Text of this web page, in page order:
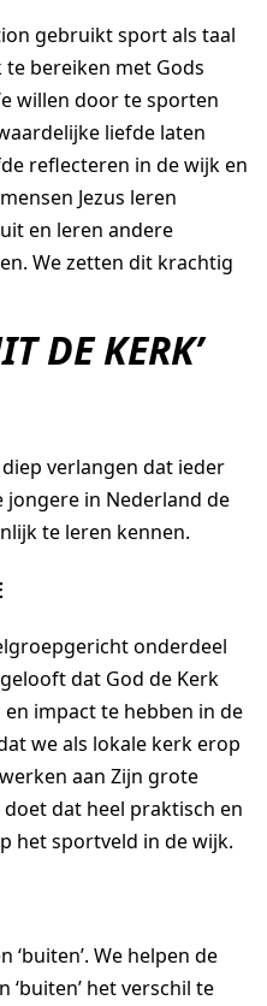
FAMILYLIFE
ER IS HOOP
LEADER IMPACT NEXT
gebruikt sport als taal
bereiken met Gods
willen door te sporten
liefde laten
reflecteren in de wijk en
Jezus leren
en leren andere
We zetten dit krachtig
DE KERK’
verlangen dat ieder
jongere in Nederland de
te leren kennen.
onderdeel
dat God de Kerk
impact te hebben in de
we als lokale kerk erop
aan Zijn grote
dat heel praktisch en
het sportveld in de wijk.
We helpen de
het verschil te